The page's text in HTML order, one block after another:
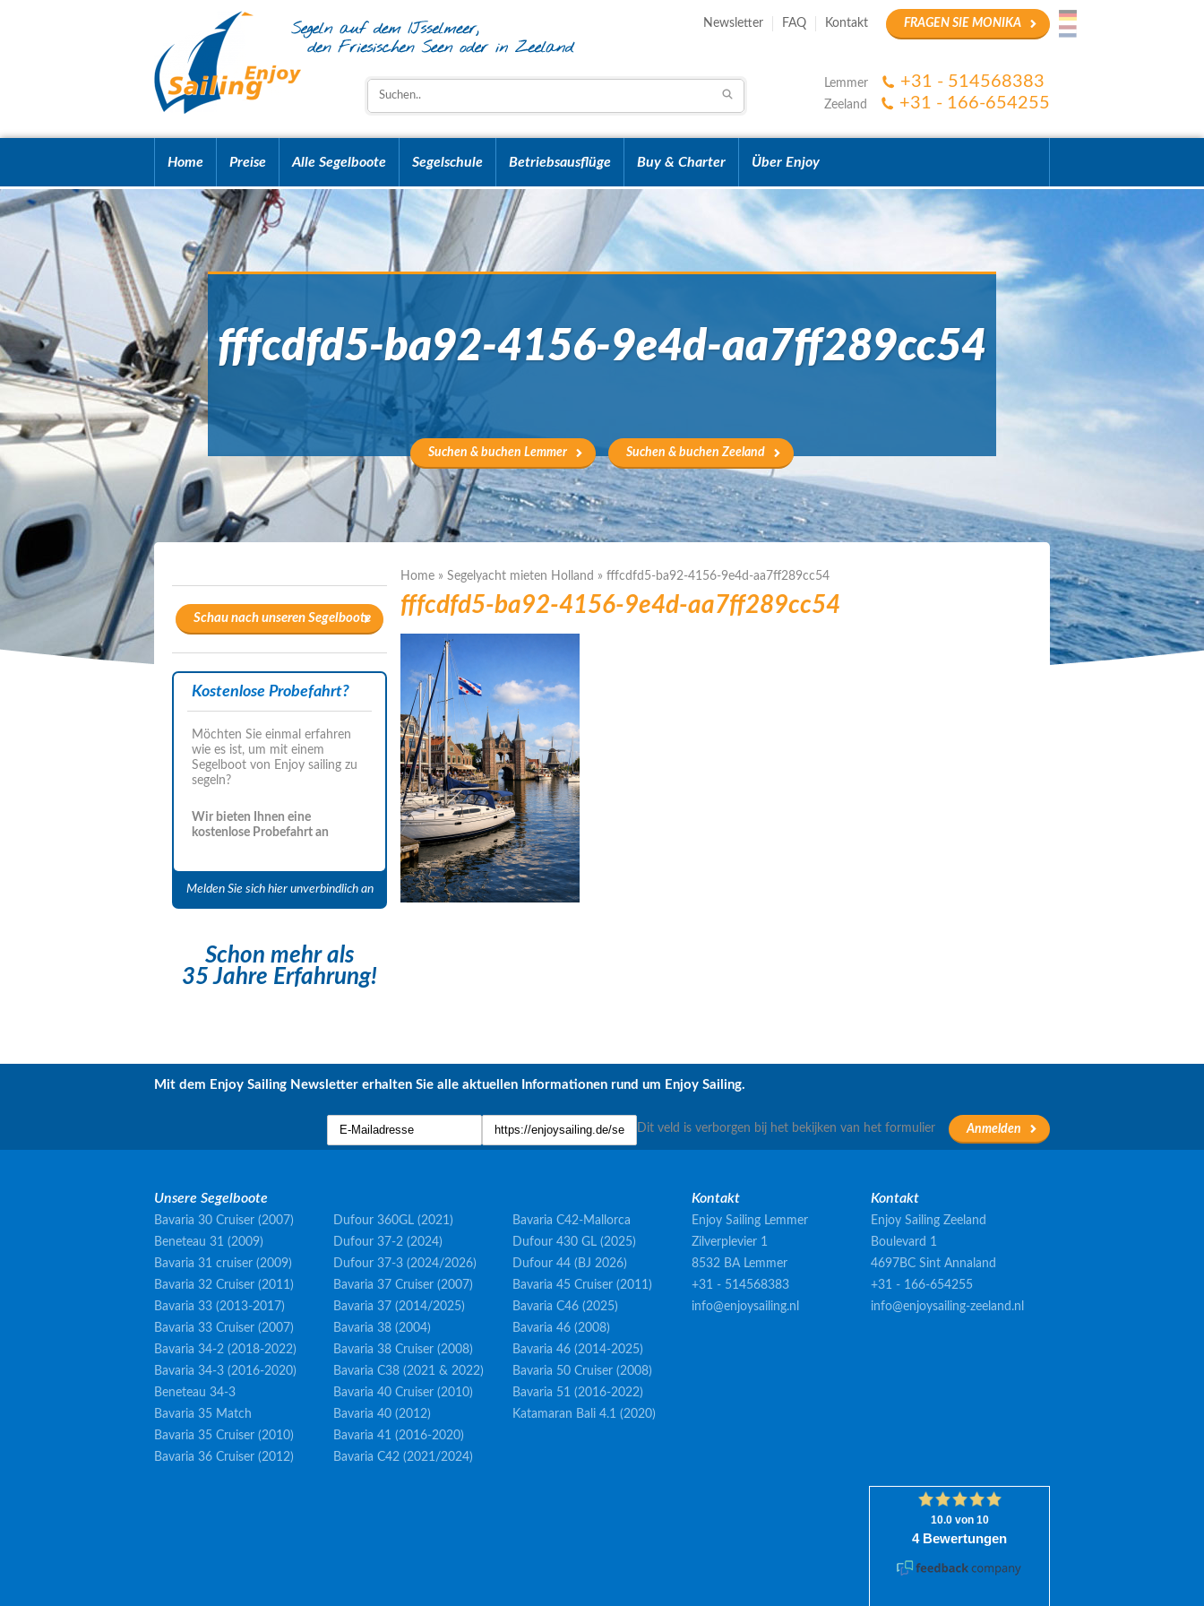
FRAGEN SIE MONIKA
Newsletter FAQ Kontakt
Lemmer +31 - 514568383
Zeeland +31 - 166-654255
Home Preise Alle Segelboote Segelschule Betriebsausflüge Buy & Charter Über Enjoy
fffcdfd5-ba92-4156-9e4d-aa7ff289cc54
Suchen & buchen Lemmer Suchen & buchen Zeeland
Home » Segelyacht mieten Holland » fffcdfd5-ba92-4156-9e4d-aa7ff289cc54
fffcdfd5-ba92-4156-9e4d-aa7ff289cc54
Schau nach unseren Segelboote
Kostenlose Probefahrt?
Möchten Sie einmal erfahren
wie es ist, um mit einem
Segelboot von Enjoy sailing zu
segeln?
Wir bieten Ihnen eine
kostenlose Probefahrt an
Melden Sie sich hier unverbindlich an
Schon mehr als
35 Jahre Erfahrung!
Mit dem Enjoy Sailing Newsletter erhalten Sie alle aktuellen Informationen rund um Enjoy Sailing.
Dit veld is verborgen bij het bekijken van het formulier
Unsere Segelboote
Bavaria 30 Cruiser (2007)
Beneteau 31 (2009)
Bavaria 31 cruiser (2009)
Bavaria 32 Cruiser (2011)
Bavaria 33 (2013-2017)
Bavaria 33 Cruiser (2007)
Bavaria 34-2 (2018-2022)
Bavaria 34-3 (2016-2020)
Beneteau 34-3
Bavaria 35 Match
Bavaria 35 Cruiser (2010)
Bavaria 36 Cruiser (2012)
Dufour 360GL (2021)
Dufour 37-2 (2024)
Dufour 37-3 (2024/2026)
Bavaria 37 Cruiser (2007)
Bavaria 37 (2014/2025)
Bavaria 38 (2004)
Bavaria 38 Cruiser (2008)
Bavaria C38 (2021 & 2022)
Bavaria 40 Cruiser (2010)
Bavaria 40 (2012)
Bavaria 41 (2016-2020)
Bavaria C42 (2021/2024)
Bavaria C42-Mallorca
Dufour 430 GL (2025)
Dufour 44 (BJ 2026)
Bavaria 45 Cruiser (2011)
Bavaria C46 (2025)
Bavaria 46 (2008)
Bavaria 46 (2014-2025)
Bavaria 50 Cruiser (2008)
Bavaria 51 (2016-2022)
Katamaran Bali 4.1 (2020)
Kontakt
Enjoy Sailing Lemmer
Zilverplevier 1
8532 BA Lemmer
+31 - 514568383
info@enjoysailing.nl
Kontakt
Enjoy Sailing Zeeland
Boulevard 1
4697BC Sint Annaland
+31 - 166-654255
info@enjoysailing-zeeland.nl